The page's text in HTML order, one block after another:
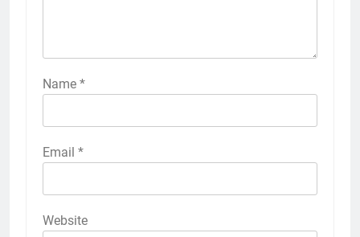
Name *
Email *
Website